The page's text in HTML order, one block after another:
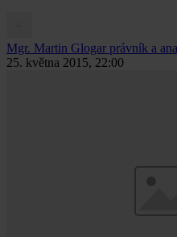
Mgr. Martin Glogar právník a
25. května 2015, 22:00